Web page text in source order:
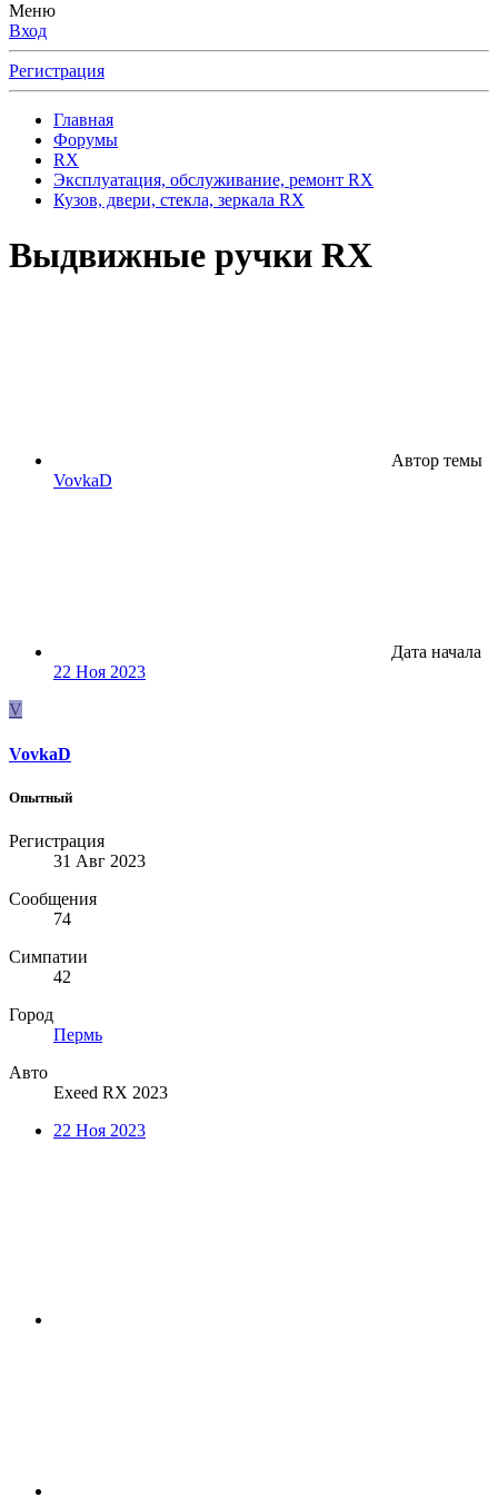
Меню
Вход
Регистрация
Главная
Форумы
RX
Эксплуатация, обслуживание, ремонт RX
Кузов, двери, стекла, зеркала RX
Выдвижные ручки RX
Автор темы
VovkaD
Дата начала
22 Ноя 2023
V
VovkaD
Опытный
Регистрация
31 Авг 2023
Сообщения
74
Симпатии
42
Город
Пермь
Авто
Exeed RX 2023
22 Ноя 2023